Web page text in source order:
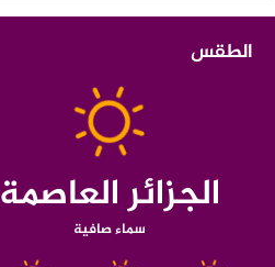
الطقس
الجزائر العاصمة
سماء صافية